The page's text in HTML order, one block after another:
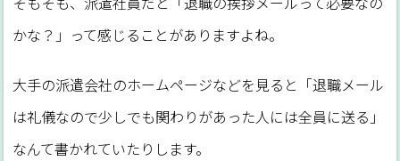
かな？」って感じることがありますよね。
大手の派遣会社のホームページなどを見ると「退職メール
は礼儀なので少しでも関わりがあった人には全員に送る」
なんて書かれていたりします。